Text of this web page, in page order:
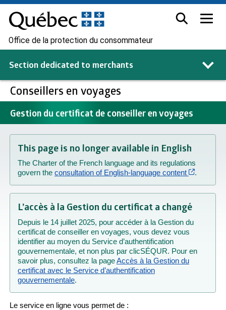
Office de la protection du consommateur
Section dedicated to merchants
Conseillers en voyages
Gestion du certificat de conseiller en voyages
This page is no longer available in English
The Charter of the French language and its regulations
govern the consultation of English-language content Cet
.
L’accès à la Gestion du certificat a changé
Depuis le 14 juillet 2025, pour accéder à la Gestion du
certificat de conseiller en voyages, vous devez vous
identifier au moyen du Service d’authentification
gouvernementale, et non plus par clicSÉQUR. Pour en
savoir plus, consultez la pageAccès à la Gestion du
certificat avec le Service d’authentification
gouvernementale.
Le service en ligne vous permet de :